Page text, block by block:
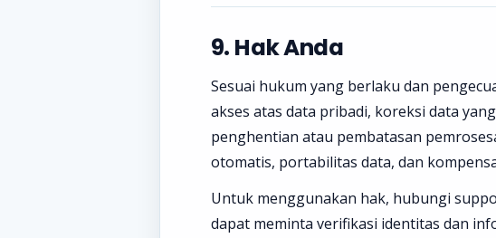
9. Hak Anda
Sesuai hukum yang berlaku dan
akses atas data pribadi, koreksi data
penghentian atau pembatasan
otomatis, portabilitas data, dan
Untuk menggunakan hak, hubungi
dapat meminta verifikasi identitas dan